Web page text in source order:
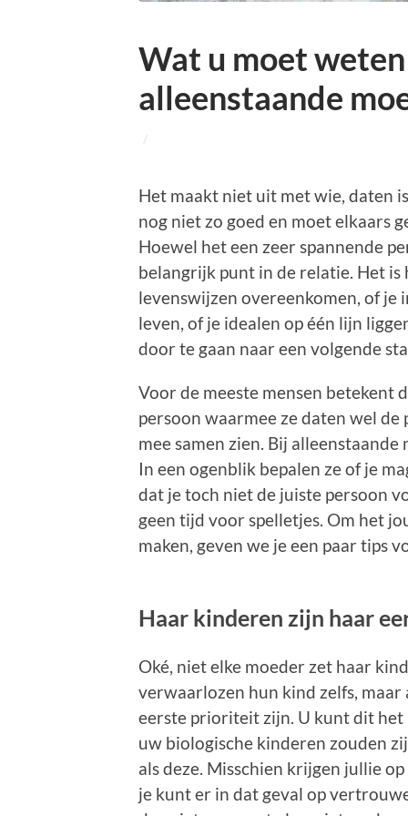
Wat u moet
alleenstaande
/
Het maakt niet uit met wie, daten
nog niet zo goed en moet elkaars
Hoewel het een zeer spannende
belangrijk punt in de relatie. Het
levenswijzen overeenkomen, of je
leven, of je idealen op één lijn
door te gaan naar een volgende
Voor de meeste mensen betekent
persoon waarmee ze daten wel
mee samen zien. Bij
In een ogenblik bepalen ze of je
dat je toch niet de juiste persoon
geen tijd voor spelletjes. Om het
maken, geven we je een paar tips
Haar kinderen zijn haar
Oké, niet elke moeder zet haar
verwaarlozen hun kind zelfs,
eerste prioriteit zijn. U kunt dit het
uw biologische kinderen zouden
als deze. Misschien krijgen jullie
je kunt er in dat geval op